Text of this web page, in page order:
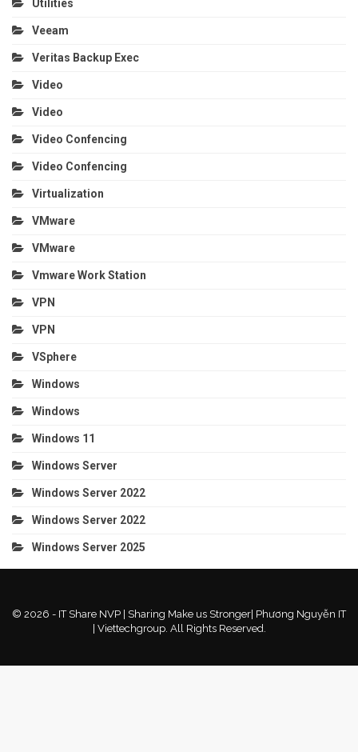
Utilities
Veeam
Veritas Backup Exec
Video
Video
Video Confencing
Video Confencing
Virtualization
VMware
VMware
Vmware Work Station
VPN
VPN
VSphere
Windows
Windows
Windows 11
Windows Server
Windows Server 2022
Windows Server 2022
Windows Server 2025
© 2026 - IT Share NVP | Sharing Make us Stronger| Phương Nguyễn IT
| Viettechgroup. All Rights Reserved.